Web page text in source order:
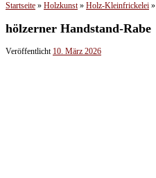
Startseite » Holzkunst » Holz-Kleinfrickelei »
hölzerner Handstand-Rabe
Veröffentlicht 10. März 2026